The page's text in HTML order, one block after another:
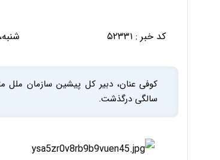
کد خبر :۵۲۳۳۱ شنبه، ۲۷ مرداد ۱۳۹۷ - ۱۵:۴۷:۴۸
سالگی درگذشت.